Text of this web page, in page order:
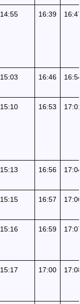
14:55 16:39
15:03 16:46
15:10 16:53
15:13 16:56
15:15 16:57
15:16 16:59
15:17 17:00